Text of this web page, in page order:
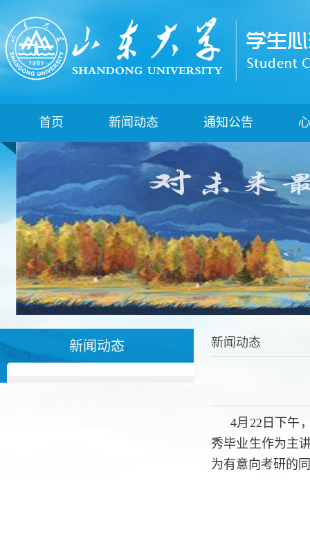
首页 新闻动态 通知公告
新闻动态 新闻动态
4月22日下午
秀毕业生作为主
为有意向考研的